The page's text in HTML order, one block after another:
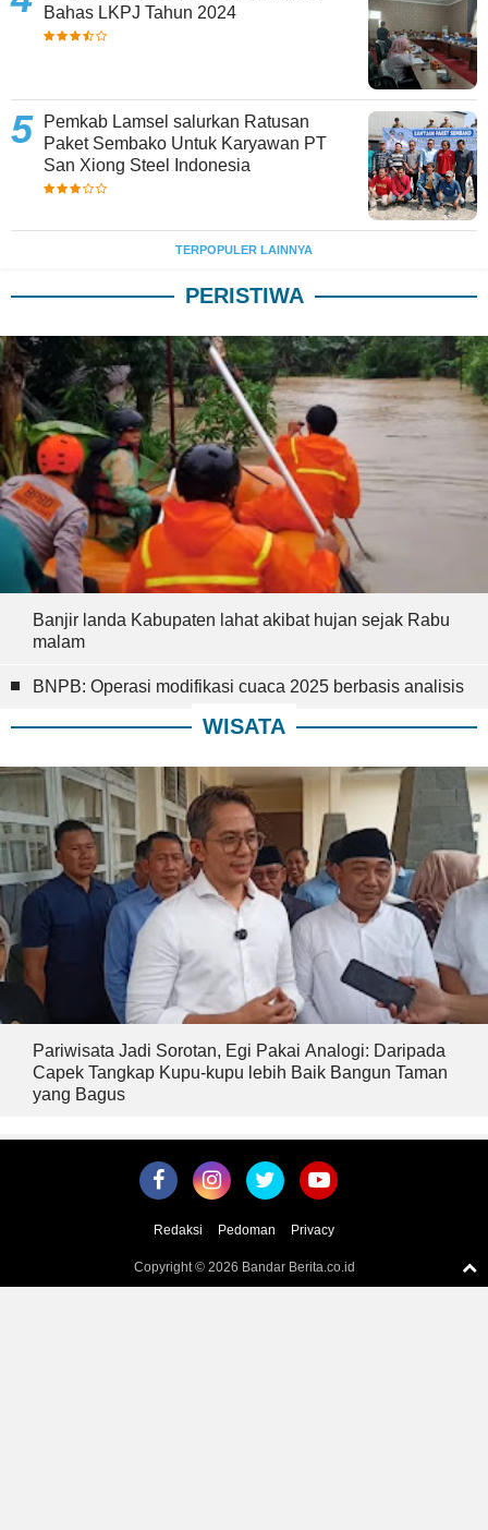
Bahas LKPJ Tahun 2024
Pemkab Lamsel salurkan Ratusan
Paket Sembako Untuk Karyawan PT
San Xiong Steel Indonesia
TERPOPULER LAINNYA
PERISTIWA
Banjir landa Kabupaten lahat akibat hujan sejak Rabu
malam
BNPB: Operasi modifikasi cuaca 2025 berbasis analisis
WISATA
Pariwisata Jadi Sorotan, Egi Pakai Analogi: Daripada
Capek Tangkap Kupu-kupu lebih Baik Bangun Taman
yang Bagus
Redaksi Pedoman Privacy
Copyright © 2026 Bandar Berita.co.id